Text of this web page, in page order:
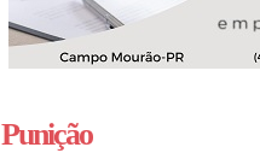
Punição